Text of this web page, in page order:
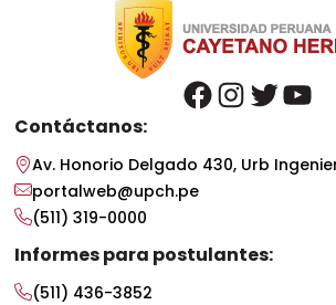
facebook instagram twitter youtube
Contáctanos:
Av. Honorio Delgado 430, Urb
portalweb@upch.pe
(511) 319-0000
Informes para postulantes:
(511) 436-3852